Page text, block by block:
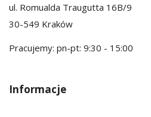
ul. Romualda Traugutta 16B/9
30-549 Kraków
Pracujemy: pn-pt: 9:30 - 15:00
Informacje